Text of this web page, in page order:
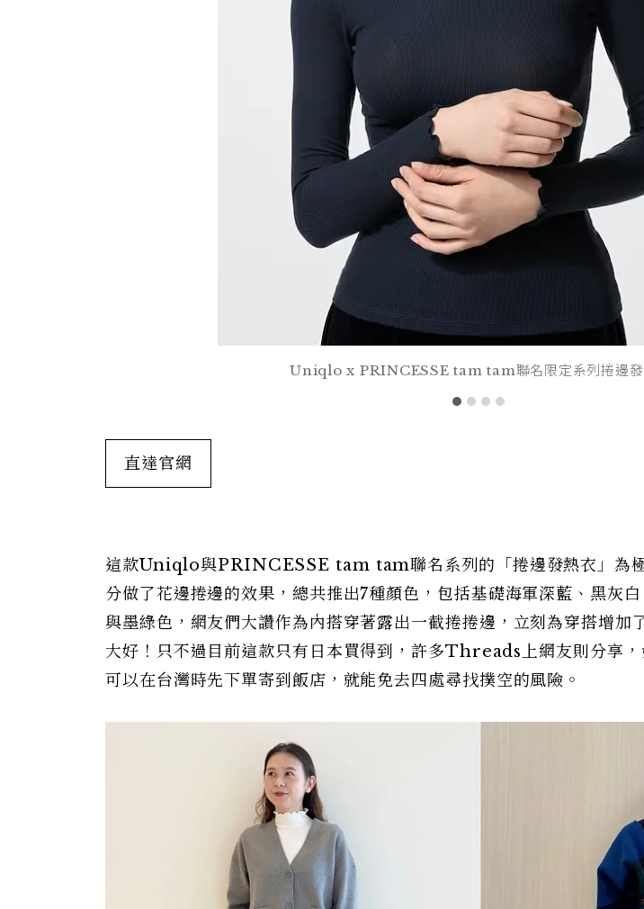
Uniqlo x PRINCESSE tam tam聯名限定系列捲邊發
直達官網
這款Uniqlo與PRINCESSE tam tam聯名系列的「捲邊發熱衣」為
分做了花邊捲邊的效果，總共推出7種顏色，包括基礎海軍深藍、黑灰
與墨綠色，網友們大讚作為內搭穿著露出一截捲捲邊，立刻為穿搭增加
大好！只不過目前這款只有日本買得到，許多Threads上網友則分享，
可以在台灣時先下單寄到飯店，就能免去四處尋找撲空的風險。